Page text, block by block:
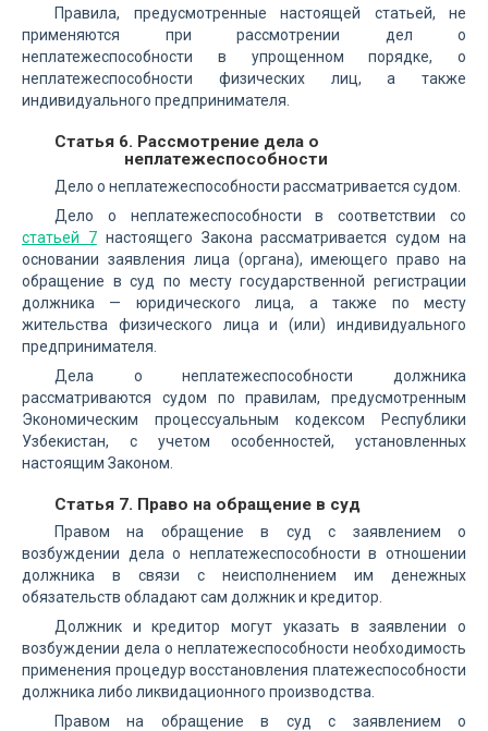
Правила, предусмотренные настоящей статьей, не
применяются при рассмотрении дел о
неплатежеспособности в упрощенном порядке, о
неплатежеспособности физических лиц, а также
индивидуального предпринимателя.
Статья 6. Рассмотрение дела о
неплатежеспособности
Дело о неплатежеспособности рассматривается судом.
Дело о неплатежеспособности в соответствии со
статьей 7настоящего Закона рассматривается судом на
основании заявления лица (органа), имеющего право на
обращение в суд по месту государственной регистрации
должника — юридического лица, а также по месту
жительства физического лица и (или) индивидуального
предпринимателя.
Дела о неплатежеспособности должника
рассматриваются судом по правилам, предусмотренным
Экономическим процессуальным кодексом Республики
Узбекистан, с учетом особенностей, установленных
настоящим Законом.
Статья 7. Право на обращение в суд
Правом на обращение в суд с заявлением о
возбуждении дела о неплатежеспособности в отношении
должника в связи с неисполнением им денежных
обязательств обладают сам должник и кредитор.
Должник и кредитор могут указать в заявлении о
возбуждении дела о неплатежеспособности необходимость
применения процедур восстановления платежеспособности
должника либо ликвидационного производства.
Правом на обращение в суд с заявлением о